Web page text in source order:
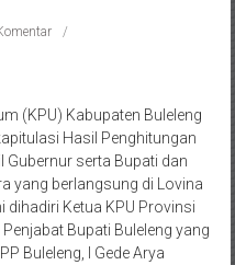
(KPU) Kabupaten Buleleng
Hasil Penghitungan
Gubernur serta Bupati dan
yang berlangsung di Lovina
Ketua KPU Provinsi
Bupati Buleleng yang
Buleleng, I Gede Arya